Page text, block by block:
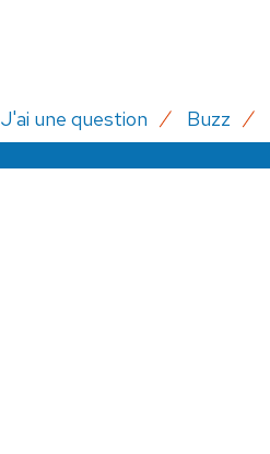
J'ai une question Buzz